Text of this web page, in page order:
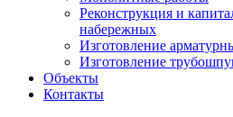
Реконструкция и
набережных
Изготовление
Изготовление
Объекты
Контакты